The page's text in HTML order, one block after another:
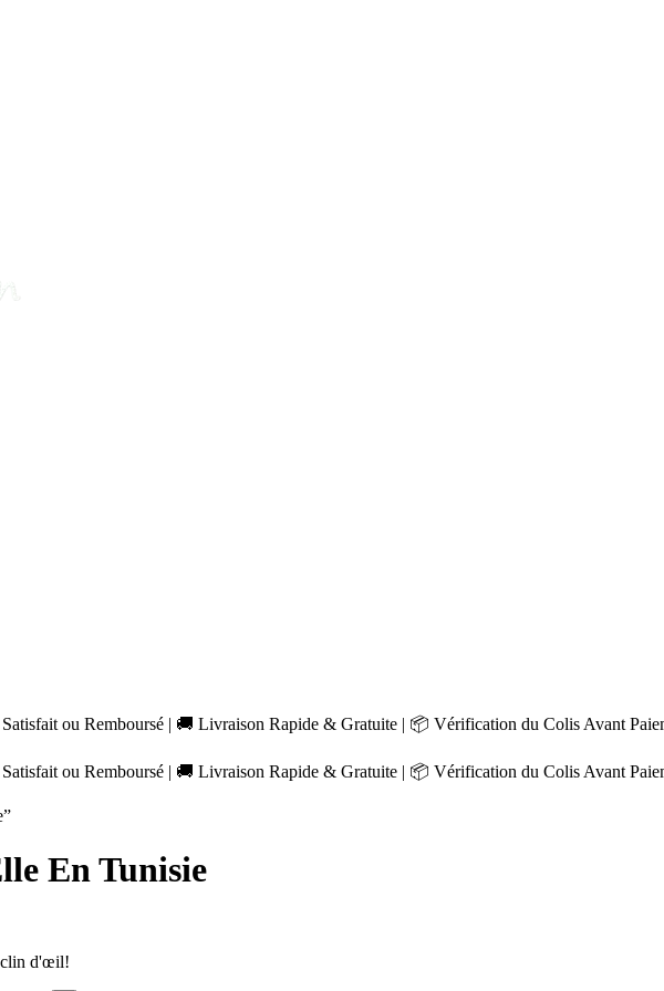
ou Remboursé | 🚚 Livraison Rapide & Gratuite | 📦 Vérification du Colis Avant
ou Remboursé | 🚚 Livraison Rapide & Gratuite | 📦 Vérification du Colis Avant
En Tunisie
clin d'œil!